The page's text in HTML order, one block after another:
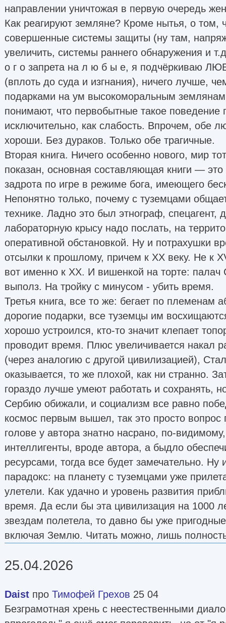
направлении уничтожая в первую очередь
Как реагируют земляне? Кроме нытья, о том,
совершенные системы защиты (ну там,
увеличить, системы раннего обнаружения и
о г о запрета на л ю б ы е, я подчёркиваю
(вплоть до суда и изгнания), ничего лучше,
подарками на ум высокоморальным
понимают, что первобытные такое поведение
исключительно, как слабость. Впрочем, обе
хороши. Без дураков. Только обе трагичные.
Вторая книга. Ничего особенно нового, мир
показан, основная составляющая книги —
задрота по игре в режиме бога, имеющего
Непонятно только, почему с туземцами
технике. Ладно это был этнограф, спецагент,
лабораторную крысу надо послать, на
оперативной обстановкой. Ну и потрахушки
отсылки к прошлому, причем к ХХ веку. Не к
вот именно к XX. И вишенкой на торте: палач
выполз. На тройку с минусом - убить время.
Третья книга, все то же: бегает по племенам
дорогие подарки, все туземцы им
хорошо устроился, кто-то значит клепает
проводит время. Плюс увеличивается накал
(через аналогию с другой цивилизацией),
оказывается, то же плохой, как ни странно.
гораздо лучше умеют работать и сохранять,
Сербию обижали, и социализм все равно
космос первым вышел, так это просто вопрос
голове у автора знатно насрано, по-
интеллигенты, вроде автора, а быдло
ресурсами, тогда все будет замечательно. Ну
парадокс: на планету с туземцами уже
улетели. Как удачно и уровень развития
время. Да если бы эта цивилизация на 1000
звездам полетела, то давно бы уже
включая Землю. Читать можно, лишь
25.04.2026
Daist про Тимофей Грехов 25 04
Безграмотная хрень с неестественными